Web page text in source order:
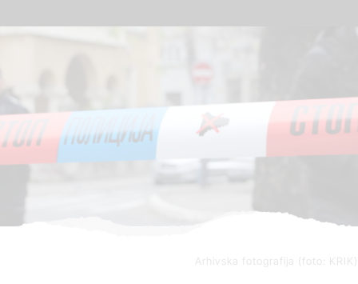
Arhivska fotografija (foto: KRIK)